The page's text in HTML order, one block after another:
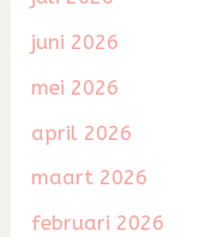
juni 2026
mei 2026
april 2026
maart 2026
februari 2026